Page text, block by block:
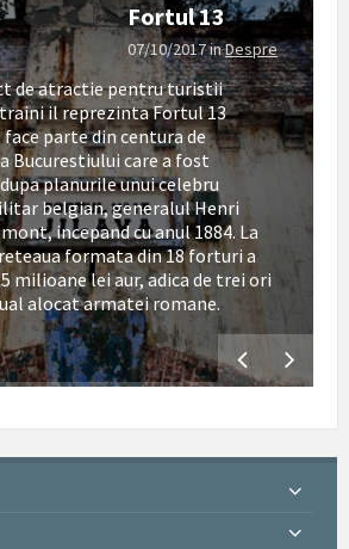
Fortul 13
07/10/2017inDespre
de atractie pentru turistii
il reprezinta Fortul 13
face parte din centura de
Bucurestiului care a fost
planurile unui celebru
belgian, generalul Henri
incepand cu anul 1884. La
formata din 18 forturi a
milioane lei aur, adica de trei ori
alocat armatei romane.